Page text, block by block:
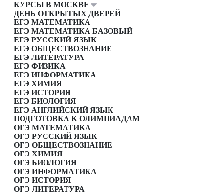
КУРСЫ В МОСКВЕ
ДЕНЬ ОТКРЫТЫХ ДВЕРЕЙ
ЕГЭ МАТЕМАТИКА
ЕГЭ МАТЕМАТИКА БАЗОВЫЙ
ЕГЭ РУССКИЙ ЯЗЫК
ЕГЭ ОБЩЕСТВОЗНАНИЕ
ЕГЭ ЛИТЕРАТУРА
ЕГЭ ФИЗИКА
ЕГЭ ИНФОРМАТИКА
ЕГЭ ХИМИЯ
ЕГЭ ИСТОРИЯ
ЕГЭ БИОЛОГИЯ
ЕГЭ АНГЛИЙСКИЙ ЯЗЫК
ПОДГОТОВКА К ОЛИМПИАДАМ
ОГЭ МАТЕМАТИКА
ОГЭ РУССКИЙ ЯЗЫК
ОГЭ ОБЩЕСТВОЗНАНИЕ
ОГЭ ХИМИЯ
ОГЭ БИОЛОГИЯ
ОГЭ ИНФОРМАТИКА
ОГЭ ИСТОРИЯ
ОГЭ ЛИТЕРАТУРА